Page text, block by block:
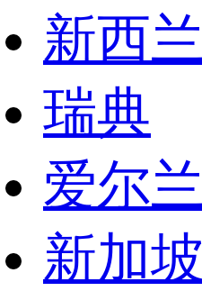
新西兰
瑞典
爱尔兰
新加坡